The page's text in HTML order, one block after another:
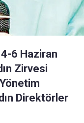
4-6 Haziran
Zirvesi
Direktörler